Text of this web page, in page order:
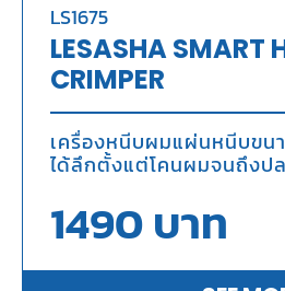
LS1675
LESASHA SMART
CRIMPER
เครื่องหนีบผมแผ่นหนีบขน
ได้ลึกตั้งแต่โคนผมจนถึงป
1490บาท